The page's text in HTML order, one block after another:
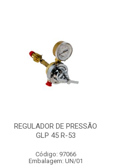
REGULADOR DE PRESSÃO
GLP 45 R-53
Código: 97066
Embalagem: UN/01